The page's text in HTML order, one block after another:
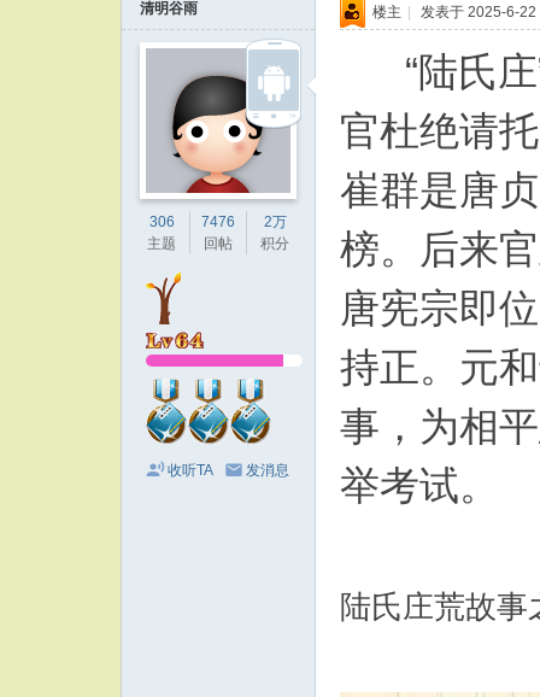
清明谷雨
306
主题
7476
回帖
2万
积分
收听TA 发消息
楼主 | 发表于 2025-6-
“陆氏庄”
官杜绝请
崔群是唐
榜。后来
唐宪宗即
持正。元
事，为相
举考试。
陆氏庄荒故事